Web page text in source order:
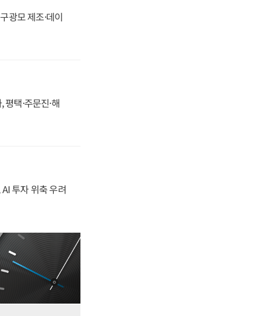
광모 제조·데이
택·주문진·해
투자 위축 우려